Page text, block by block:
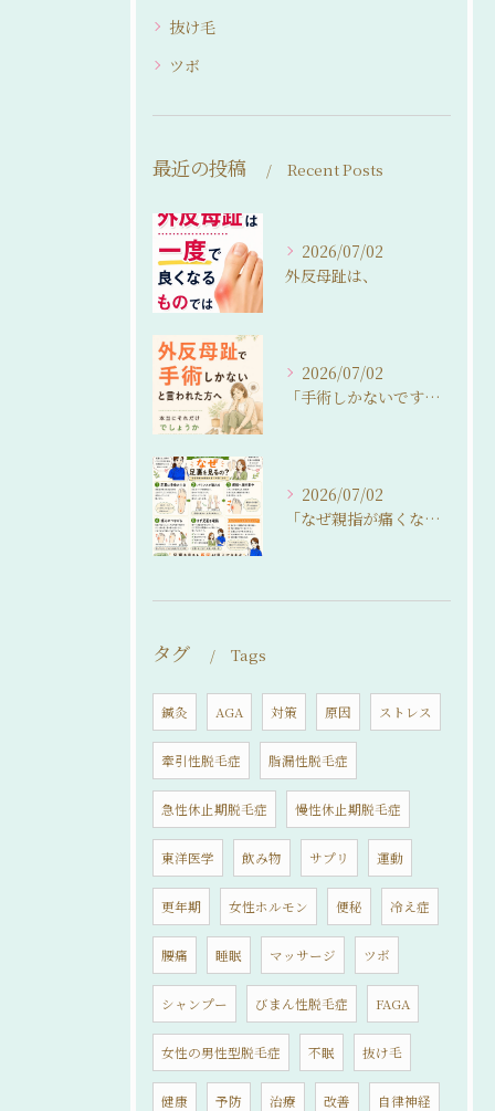
抜け毛
ツボ
最近の投稿 Recent Posts
2026/07/02
外反母趾は、
2026/07/02
「手術しかないですね…」
2026/07/02
「なぜ親指が痛くなるの？」
タグ Tags
鍼灸 AGA 対策 原因 ストレス
牽引性脱毛症 脂漏性脱毛症
急性休止期脱毛症 慢性休止期脱毛症
東洋医学 飲み物 サプリ 運動
更年期 女性ホルモン 便秘 冷え症
腰痛 睡眠 マッサージ ツボ
シャンプー びまん性脱毛症 FAGA
女性の男性型脱毛症 不眠 抜け毛
健康 予防 治療 改善 自律神経